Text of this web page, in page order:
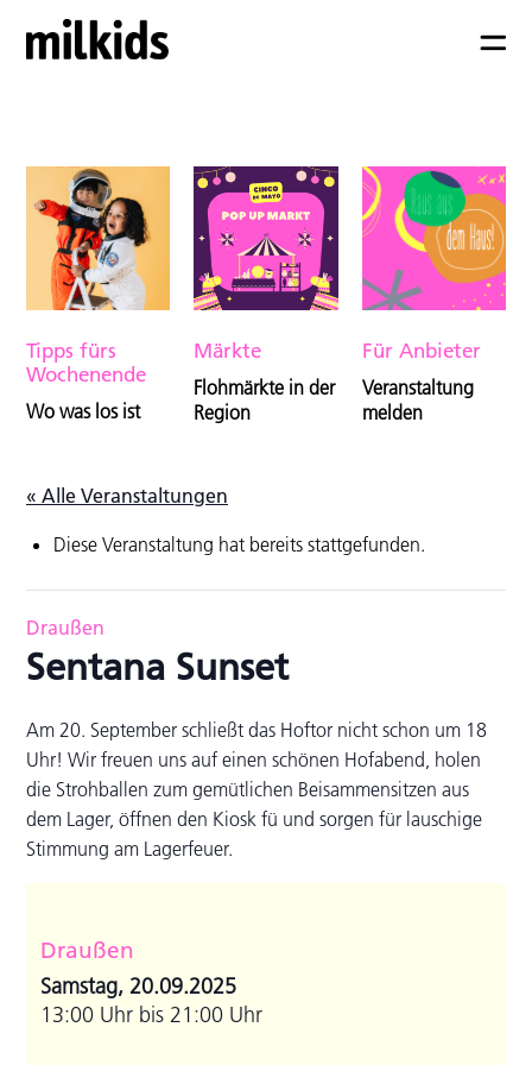
Tipps fürs
Wochenende
Wo was los ist
Märkte
Flohmärkte in der
Region
Für Anbieter
Veranstaltung
melden
« Alle Veranstaltungen
Diese Veranstaltung hat bereits stattgefunden.
Draußen
Sentana Sunset
Am 20. September schließt das Hoftor nicht schon um 18
Uhr! Wir freuen uns auf einen schönen Hofabend, holen
die Strohballen zum gemütlichen Beisammensitzen aus
dem Lager, öffnen den Kiosk fü und sorgen für lauschige
Stimmung am Lagerfeuer.
Draußen
Samstag, 20.09.2025
13:00 Uhr bis 21:00 Uhr